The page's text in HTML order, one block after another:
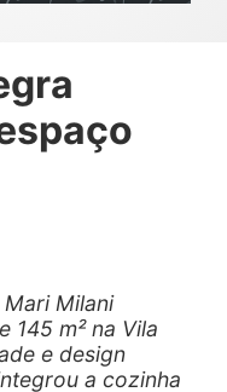
Milani
145 m² na Vila
e design
a cozinha